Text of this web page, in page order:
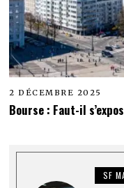
2 DÉCEMBRE 2025
Bourse : Faut-il
SF